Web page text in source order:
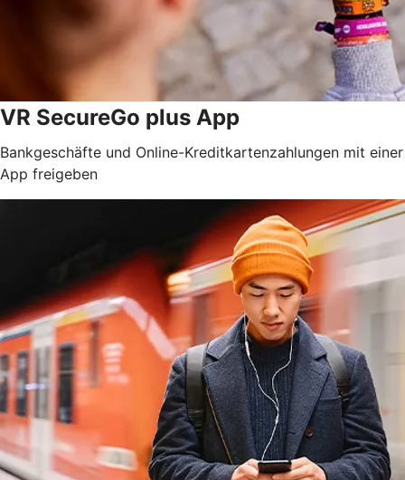
VR SecureGo plus App
Bankgeschäfte und Online-Kreditkartenzahlungen mit einer
App freigeben